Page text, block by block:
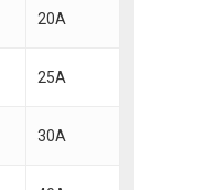
20A
25A
30A